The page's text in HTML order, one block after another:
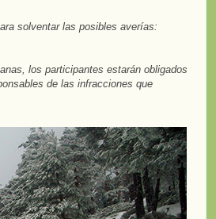
solventar las posibles averías:
los participantes estarán obligados
de las infracciones que